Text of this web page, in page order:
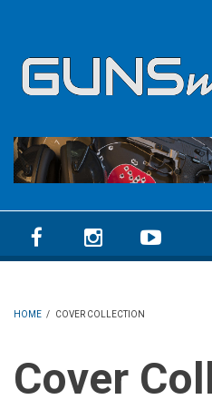
HOME / COVER COLLECTION
Cover